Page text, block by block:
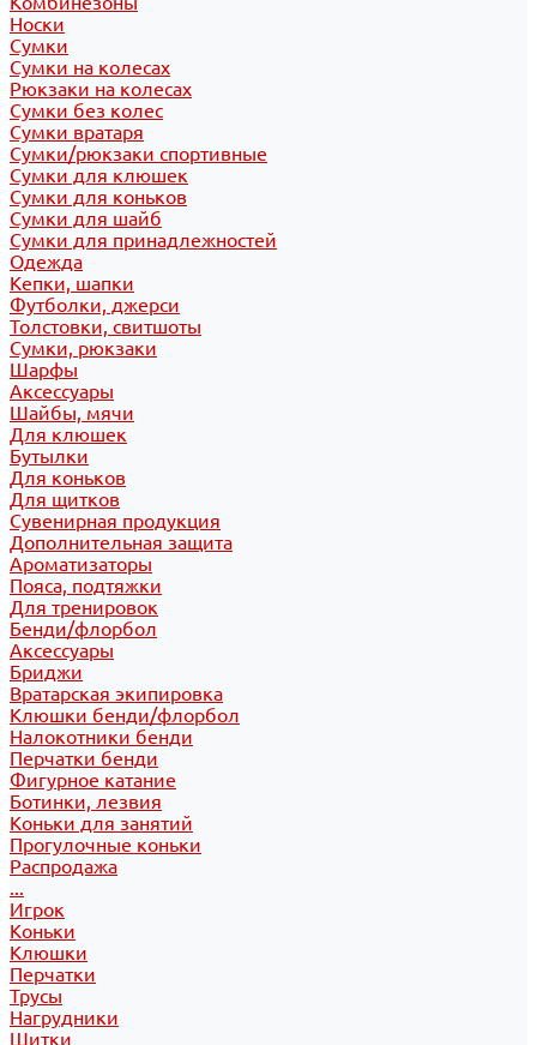
Носки
Сумки
Сумки на колесах
Рюкзаки на колесах
Сумки без колес
Сумки вратаря
Сумки/рюкзаки спортивные
Сумки для клюшек
Сумки для коньков
Сумки для шайб
Сумки для принадлежностей
Одежда
Кепки, шапки
Футболки, джерси
Толстовки, свитшоты
Сумки, рюкзаки
Шарфы
Аксессуары
Шайбы, мячи
Для клюшек
Бутылки
Для коньков
Для щитков
Сувенирная продукция
Дополнительная защита
Ароматизаторы
Пояса, подтяжки
Для тренировок
Бенди/флорбол
Аксессуары
Бриджи
Вратарская экипировка
Клюшки бенди/флорбол
Налокотники бенди
Перчатки бенди
Фигурное катание
Ботинки, лезвия
Коньки для занятий
Прогулочные коньки
Распродажа
...
Игрок
Коньки
Клюшки
Перчатки
Трусы
Нагрудники
Щитки